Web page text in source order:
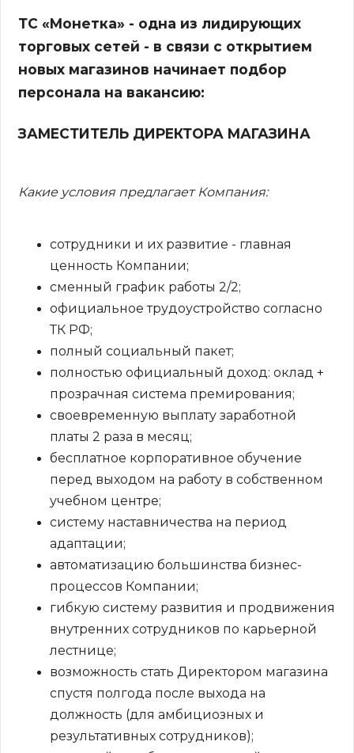
ТС «Монетка» - одна из лидирующих
торговых сетей - в связи с открытием
новых магазинов начинает подбор
персонала на вакансию:
ЗАМЕСТИТЕЛЬ ДИРЕКТОРА МАГАЗИНА
Какие условия предлагает Компания:
сотрудники и их развитие - главная
ценность Компании;
сменный график работы 2/2;
официальное трудоустройство согласно
ТК РФ;
полный социальный пакет;
полностью официальный доход: оклад +
прозрачная система премирования;
своевременную выплату заработной
платы 2 раза в месяц;
бесплатное корпоративное обучение
перед выходом на работу в собственном
учебном центре;
систему наставничества на период
адаптации;
автоматизацию большинства бизнес-
процессов Компании;
гибкую систему развития и продвижения
внутренних сотрудников по карьерной
лестнице;
возможность стать Директором магазина
спустя полгода после выхода на
должность (для амбициозных и
результативных сотрудников);